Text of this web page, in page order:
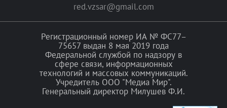
red.vzsar@gmail.com
Регистрационный номер ИА № ФС77–
75657 выдан 8 мая 2019 года
Федеральной службой по надзору в
сфере связи, информационных
технологий и массовых коммуникаций.
Учредитель ООО "Медиа Мир".
Генеральный директор Милушев Ф.И.